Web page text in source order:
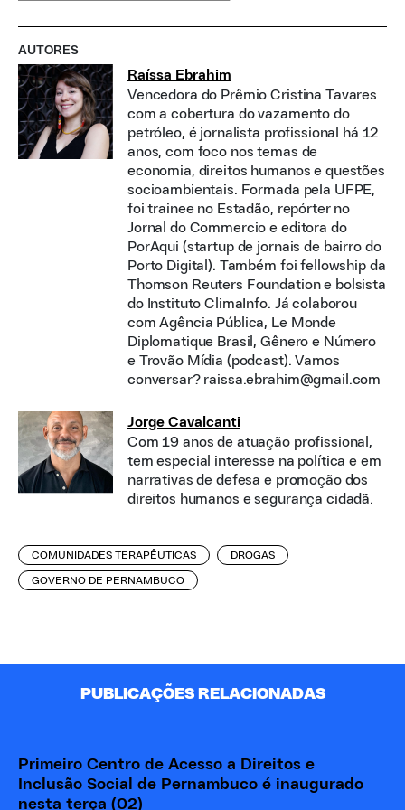
AUTORES
Raíssa Ebrahim
Vencedora do Prêmio Cristina Tavares
com a cobertura do vazamento do
petróleo, é jornalista profissional há 12
anos, com foco nos temas de
economia, direitos humanos e questões
socioambientais. Formada pela UFPE,
foi trainee no Estadão, repórter no
Jornal do Commercio e editora do
PorAqui (startup de jornais de bairro do
Porto Digital). Também foi fellowship da
Thomson Reuters Foundation e bolsista
do Instituto ClimaInfo. Já colaborou
com Agência Pública, Le Monde
Diplomatique Brasil, Gênero e Número
e Trovão Mídia (podcast). Vamos
conversar? raissa.ebrahim@gmail.com
Jorge Cavalcanti
Com 19 anos de atuação profissional,
tem especial interesse na política e em
narrativas de defesa e promoção dos
direitos humanos e segurança cidadã.
COMUNIDADES TERAPÊUTICAS DROGAS
GOVERNO DE PERNAMBUCO
PUBLICAÇÕES RELACIONADAS
Primeiro Centro de Acesso a Direitos e
Inclusão Social de Pernambuco é inaugurado
nesta terça (02)